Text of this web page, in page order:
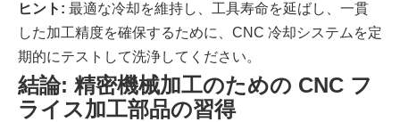
ヒント: 最適な冷却を維持し、工具寿命を延ばし、一貫
した加工精度を確保するために、CNC 冷却システムを定
期的にテストして洗浄してください。
結論: 精密機械加工のための CNC フ
ライス加工部品の習得